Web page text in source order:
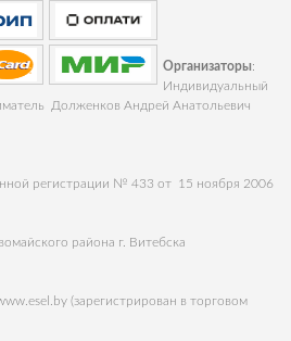
Организаторы:
Индивидуальный
Долженков Андрей Анатольевич
регистрации № 433 от 15 ноября 2006
района г. Витебска
(зарегистрирован в торговом